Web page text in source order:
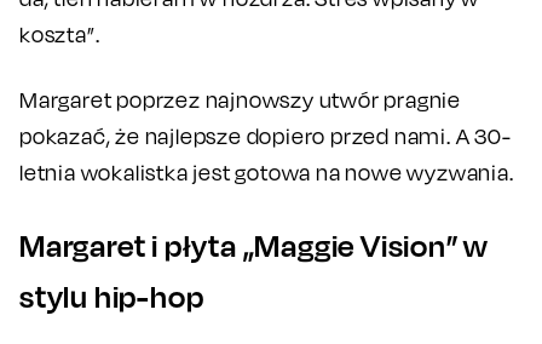
koszta”.
Margaret poprzez najnowszy utwór pragnie
pokazać, że najlepsze dopiero przed nami. A 30-
letnia wokalistka jest gotowa na nowe wyzwania.
Margaret i płyta „Maggie Vision” w
stylu hip-hop